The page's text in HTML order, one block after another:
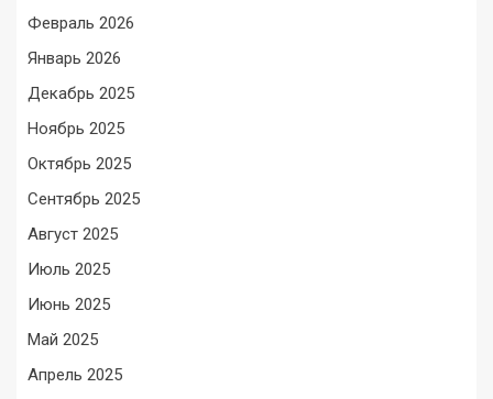
Февраль 2026
Январь 2026
Декабрь 2025
Ноябрь 2025
Октябрь 2025
Сентябрь 2025
Август 2025
Июль 2025
Июнь 2025
Май 2025
Апрель 2025